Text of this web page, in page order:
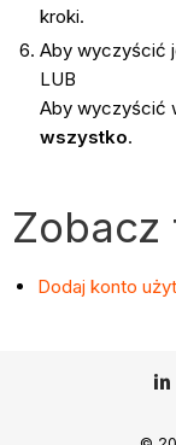
kroki.
Aby wyczyścić
LUB
Aby wyczyścić
wszystko.
Zobacz
Dodaj konto